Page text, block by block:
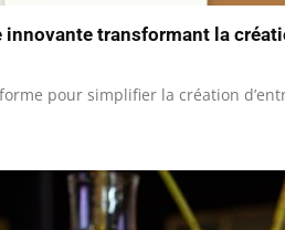
transformant la
pour simplifier la création